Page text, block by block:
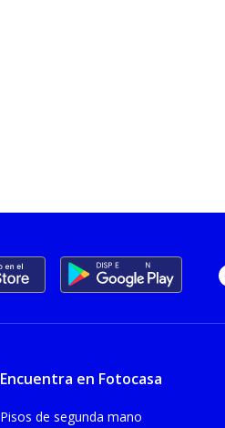
Encuentra en Fotocasa
Pisos de segunda mano